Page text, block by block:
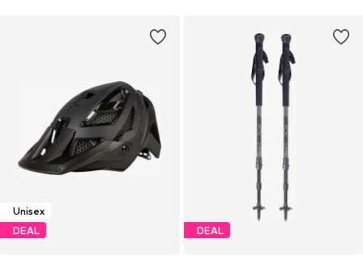
Unisex
DEAL
DEAL